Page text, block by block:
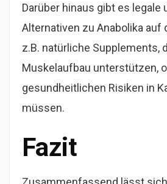
Darüber hinaus gibt es legale
Alternativen zu Anabolika auf
z.B. natürliche Supplements,
Muskelaufbau unterstützen,
gesundheitlichen Risiken in
müssen.
Fazit